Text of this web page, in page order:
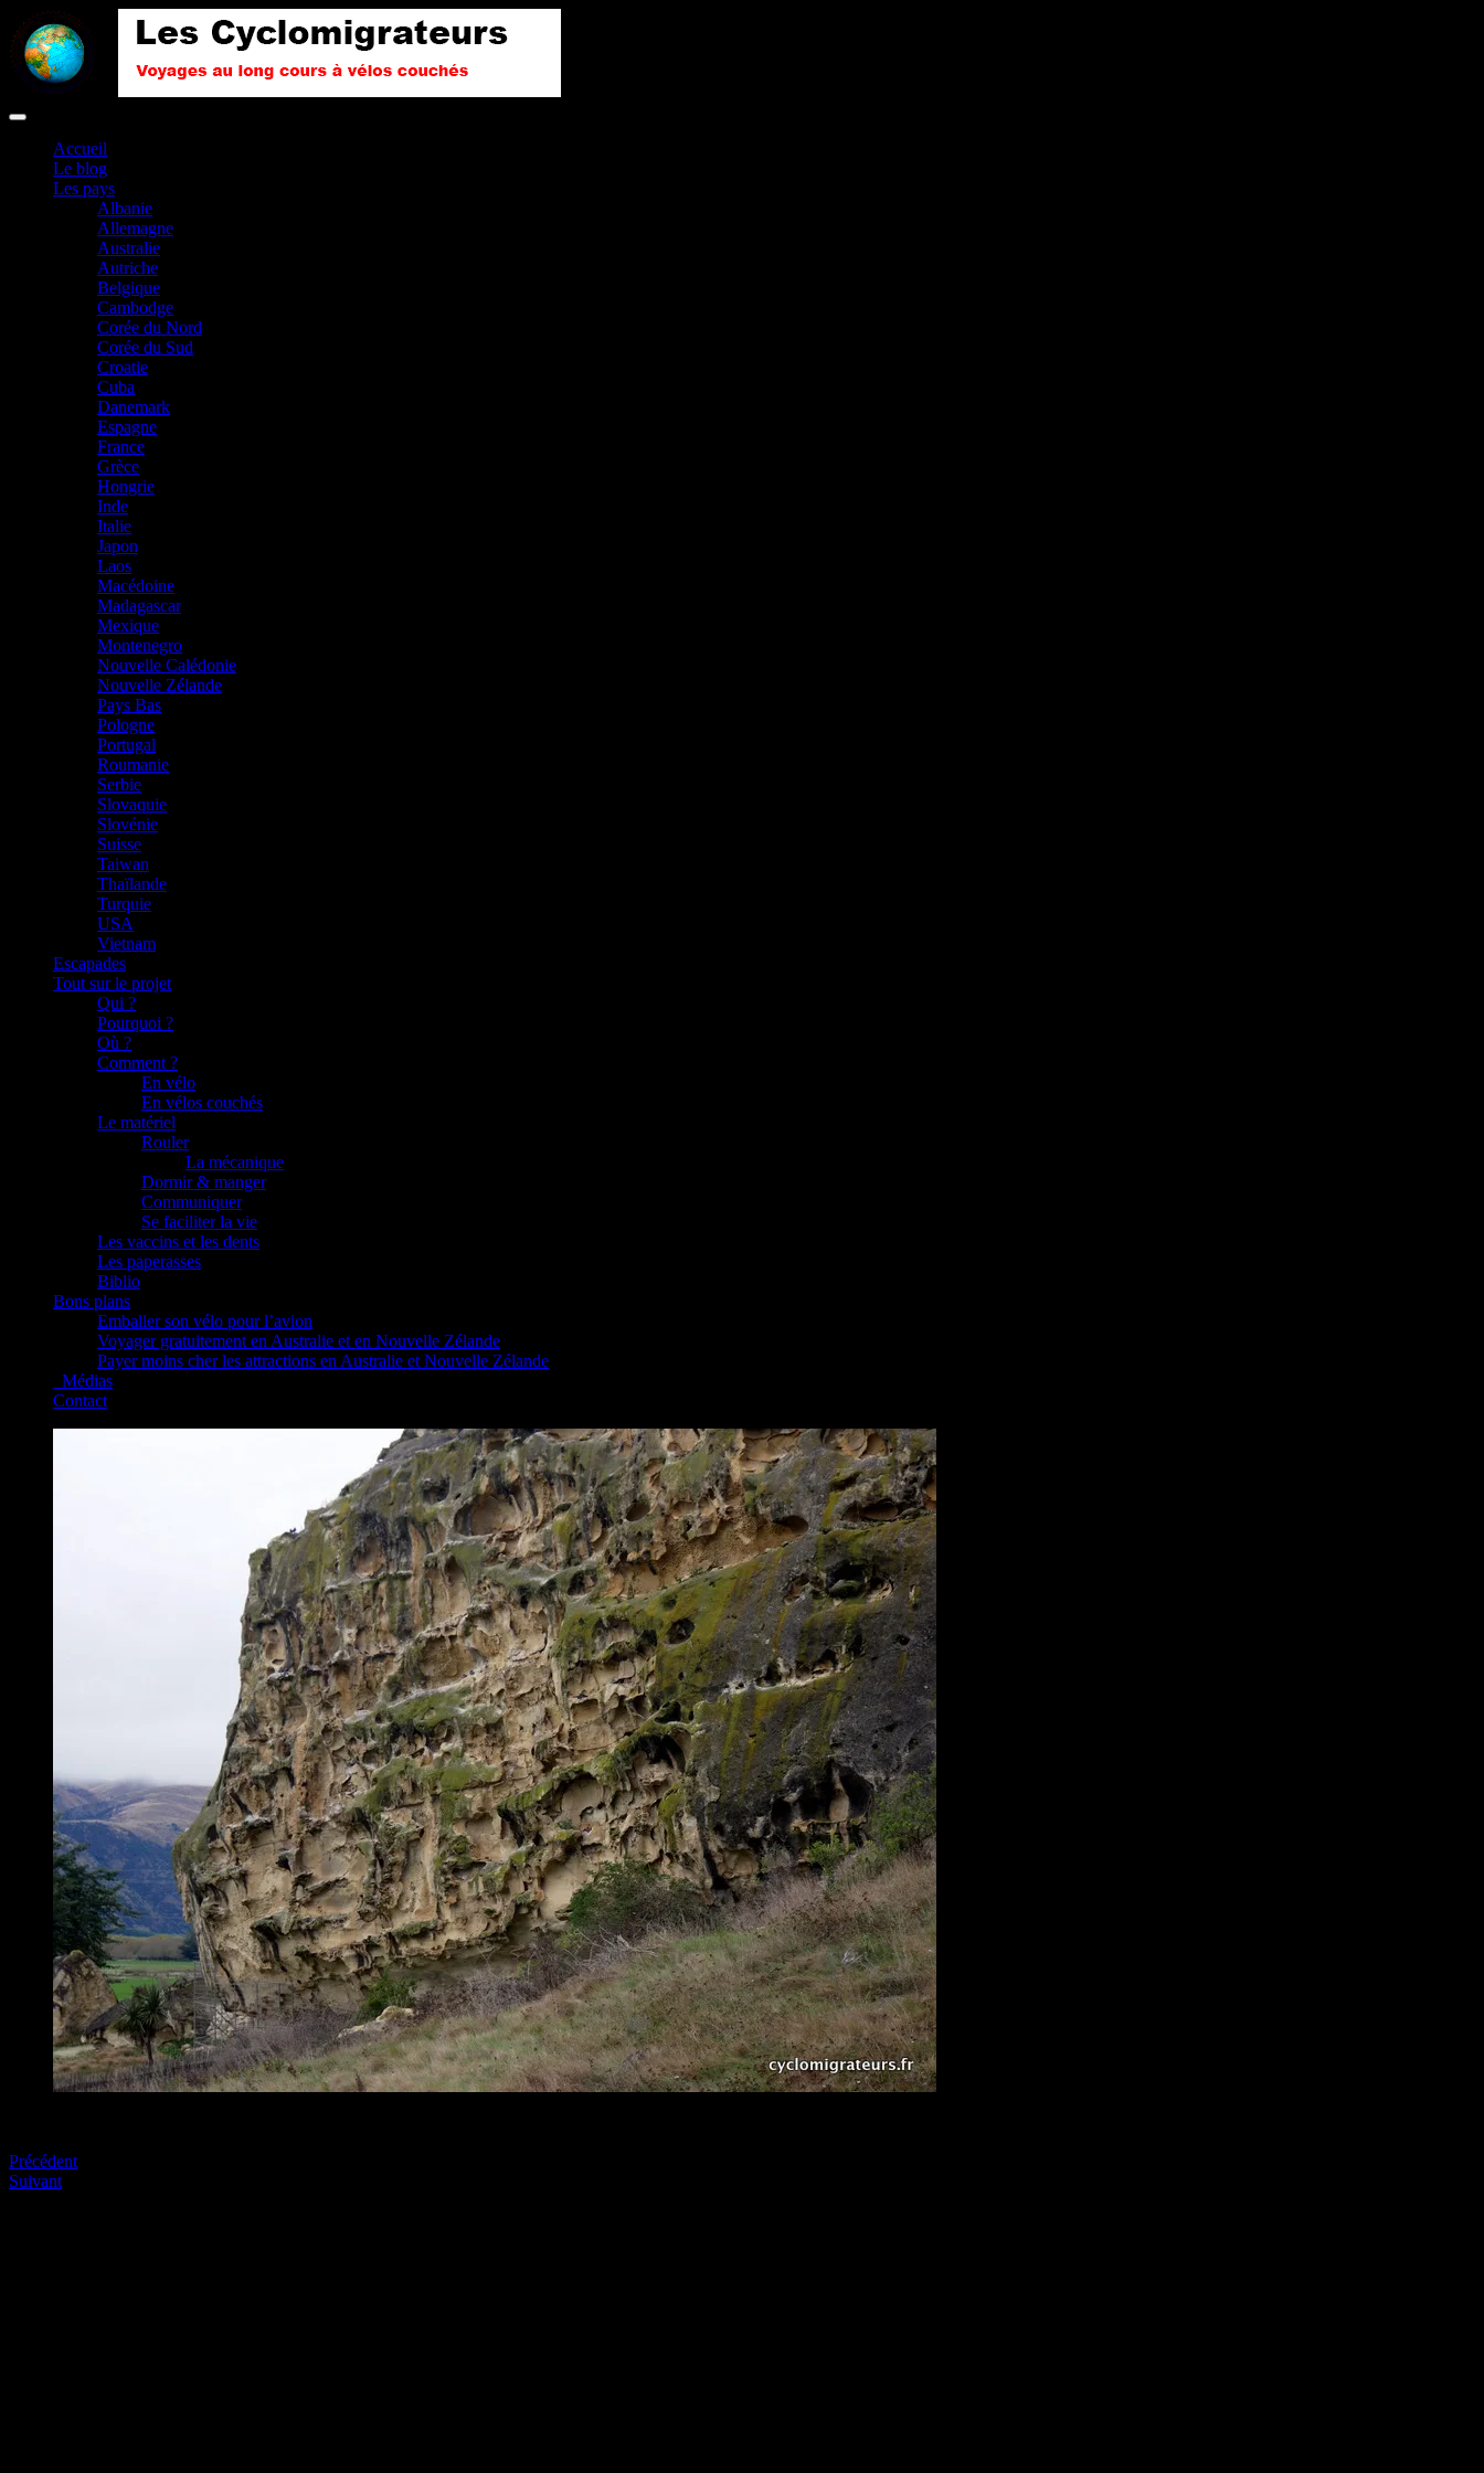
Accueil
Le blog
Les pays
Albanie
Allemagne
Australie
Autriche
Belgique
Cambodge
Corée du Nord
Corée du Sud
Croatie
Cuba
Danemark
Espagne
France
Grèce
Hongrie
Inde
Italie
Japon
Laos
Macédoine
Madagascar
Mexique
Montenegro
Nouvelle Calédonie
Nouvelle Zélande
Pays Bas
Pologne
Portugal
Roumanie
Serbie
Slovaquie
Slovénie
Suisse
Taiwan
Thaïlande
Turquie
USA
Vietnam
Escapades
Tout sur le projet
Qui ?
Pourquoi ?
Où ?
Comment ?
En vélo
En vélos couchés
Le matériel
Rouler
La mécanique
Dormir & manger
Communiquer
Se faciliter la vie
Les vaccins et les dents
Les paperasses
Biblio
Bons plans
Emballer son vélo pour l’avion
Voyager gratuitement en Australie et en Nouvelle Zélande
Payer moins cher les attractions en Australie et Nouvelle Zélande
_Médias
Contact
Précédent
Suivant